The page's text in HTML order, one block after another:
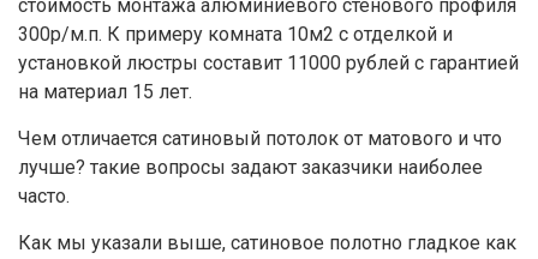
стоимость монтажа алюминиевого стенового профиля
300р/м.п. К примеру комната 10м2 с отделкой и
установкой люстры составит 11000 рублей с гарантией
на материал 15 лет.
Чем отличается сатиновый потолок от матового и что
лучше? такие вопросы задают заказчики наиболее
часто.
Как мы указали выше, сатиновое полотно гладкое как